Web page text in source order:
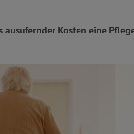
ausufernder Kosten eine